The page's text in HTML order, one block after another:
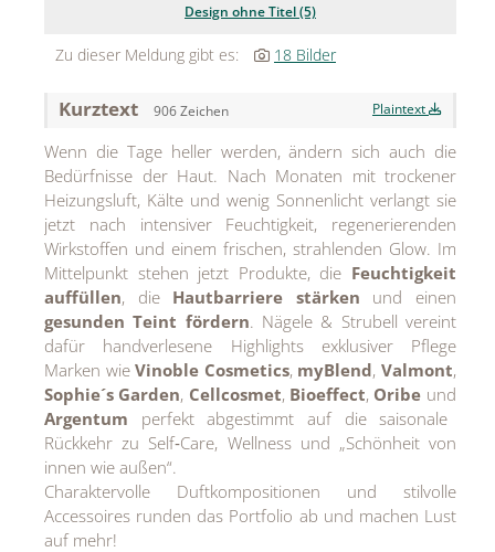
Rabanne
sh!ne by Dorotheum Juwelier
Sicheldorfer Heilwasser
TK Maxx
True Co.
VOSSEN
WELEDA
MEDIA
ÜBER
Design ohne Titel (5)
Zu dieser Meldung gibt es: 18 Bilder
Kurztext 906 Zeichen Plaintext
Wenn die Tage heller werden, ändern sich auch die
Bedürfnisse der Haut. Nach Monaten mit trockener
Heizungsluft, Kälte und wenig Sonnenlicht verlangt sie
jetzt nach intensiver Feuchtigkeit, regenerierenden
Wirkstoffen und einem frischen, strahlenden Glow. Im
Mittelpunkt stehen jetzt Produkte, die Feuchtigkeit
auffüllen, die Hautbarriere stärken und einen
gesunden Teint fördern. Nägele & Strubell vereint
dafür handverlesene Highlights exklusiver Pflege
Marken wieVinoble Cosmetics, myBlend, Valmont,
Sophie´s Garden, Cellcosmet, Bioeffect, Oribe und
Argentum perfekt abgestimmt auf die saisonale
Rückkehr zu Self‑Care, Wellness und „Schönheit von
innen wie außen“.
Charaktervolle Duftkompositionen und stilvolle
Accessoires runden das Portfolio ab und machen Lust
auf mehr!